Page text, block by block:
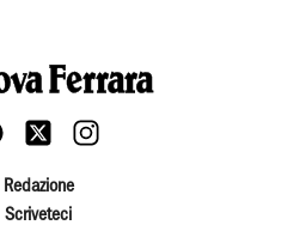
Redazione
Scriveteci